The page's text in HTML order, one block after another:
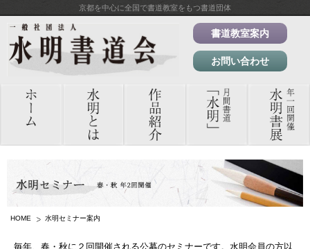
京都を中心に全国で書道教室をもつ書道団体
書道教室案内
お問い合わせ
HOME 水明セミナー案内
毎年、春・秋に２回開催される公募のセミナーです。水明会員の方以